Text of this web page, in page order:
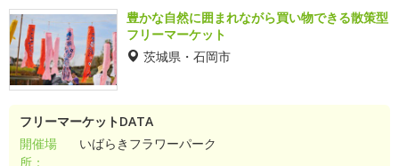
豊かな自然に囲まれながら買い物できる散策型
フリーマーケット
茨城県・石岡市
フリーマーケットDATA
開催場
所：
いばらきフラワーパーク